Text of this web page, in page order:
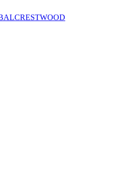
CRESTWOOD